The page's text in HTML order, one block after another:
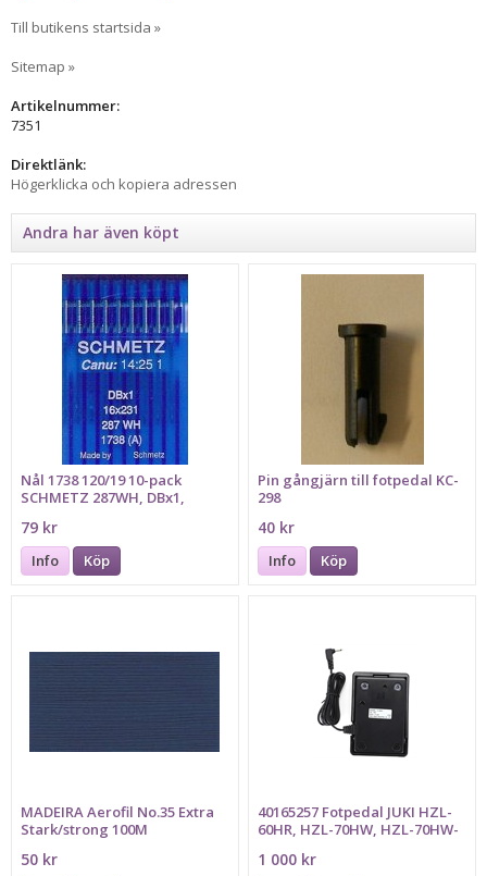
Till butikens startsida »
Sitemap »
Artikelnummer:
7351
Direktlänk:
Högerklicka och kopiera adressen
Andra har även köpt
Nål 1738 120/19 10-pack
SCHMETZ 287WH, DBx1,
79 kr
Info Köp
Pin gångjärn till fotpedal KC-
298
40 kr
Info Köp
MADEIRA Aerofil No.35 Extra
Stark/strong 100M
50 kr
40165257 Fotpedal JUKI HZL-
60HR, HZL-70HW, HZL-70HW-
HZL-80HW-A
1 000 kr